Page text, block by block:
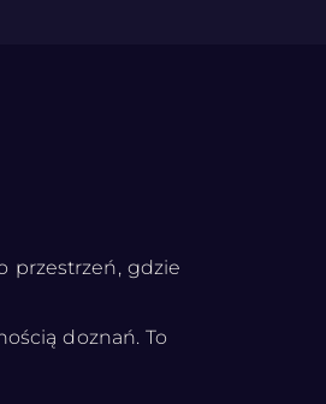
przestrzeń, gdzie
doznań. To